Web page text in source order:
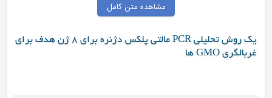
مشاهده متن کامل
یک روش تحلیلی PCR مالتی پلکس دژنره برای 8 ژن هدف برای